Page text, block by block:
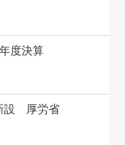
度決算
設 厚労省